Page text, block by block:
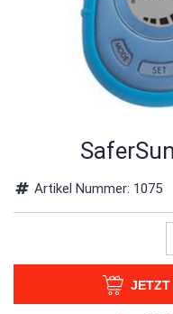
Artikel Nummer: 1075
JETZT